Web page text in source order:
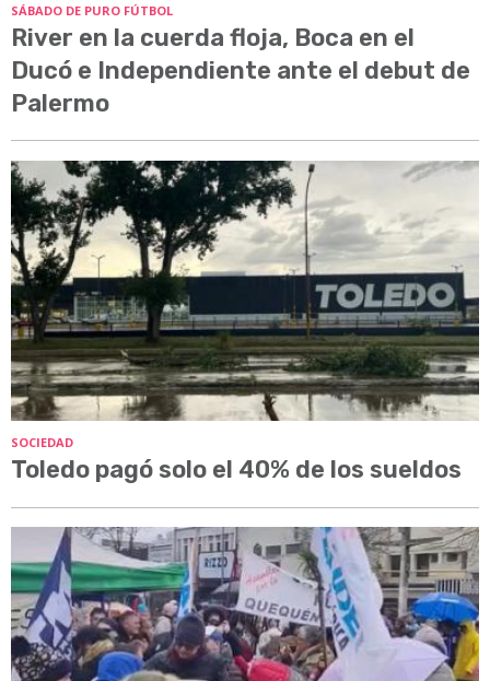
SÁBADO DE PURO FÚTBOL
River en la cuerda floja, Boca en el
Ducó e Independiente ante el debut de
Palermo
SOCIEDAD
Toledo pagó solo el 40% de los sueldos